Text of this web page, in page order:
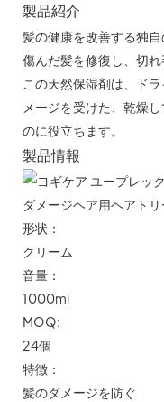
製品紹介
髪の健康を改善する独自
傷んだ髪を修復し、切
この天然保湿剤は、ド
メージを受けた、乾燥
のに役立ちます。
製品情報
形状：
クリーム
音量：
1000ml
MOQ:
24個
特徴：
髪のダメージを防ぐ